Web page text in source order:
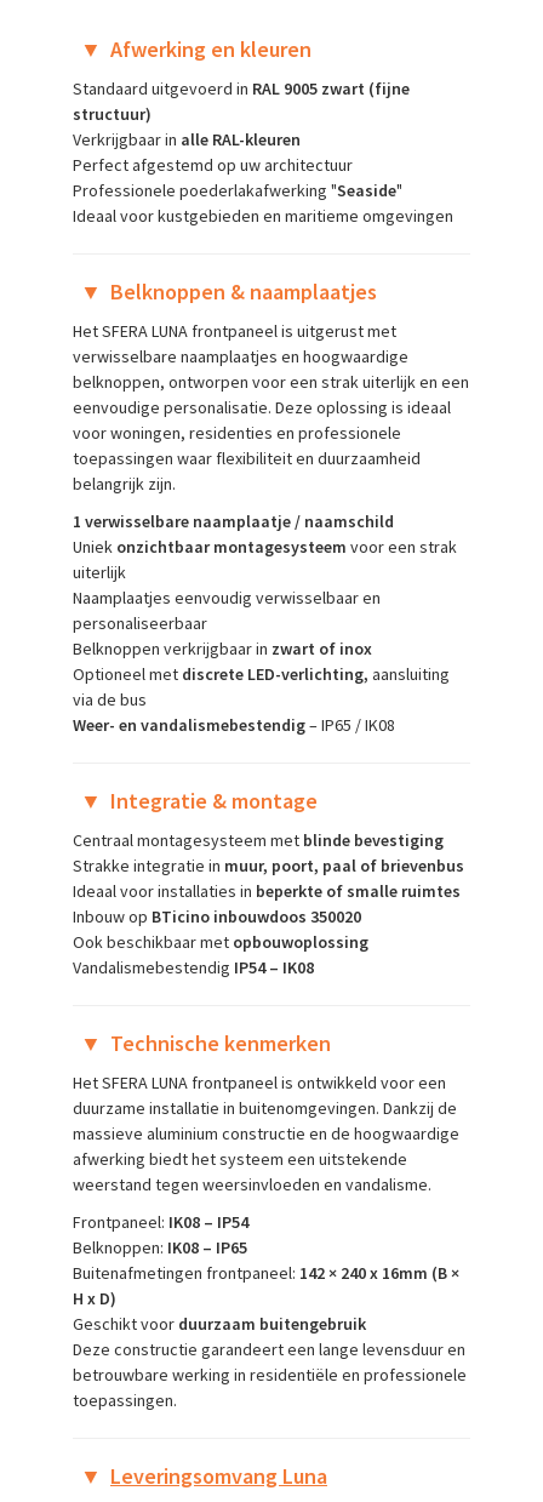
▼ Afwerking en kleuren
Standaard uitgevoerd in RAL 9005 zwart (fijne
structuur)
Verkrijgbaar in alle RAL-kleuren
Perfect afgestemd op uw architectuur
Professionele poederlakafwerking "Seaside"
Ideaal voor kustgebieden en maritieme omgevingen
▼ Belknoppen & naamplaatjes
Het SFERA LUNA frontpaneel is uitgerust met
verwisselbare naamplaatjes en hoogwaardige
belknoppen, ontworpen voor een strak uiterlijk en een
eenvoudige personalisatie. Deze oplossing is ideaal
voor woningen, residenties en professionele
toepassingen waar flexibiliteit en duurzaamheid
belangrijk zijn.
1 verwisselbare naamplaatje / naamschild
Uniek onzichtbaar montagesysteem voor een strak
uiterlijk
Naamplaatjes eenvoudig verwisselbaar en
personaliseerbaar
Belknoppen verkrijgbaar in zwart of inox
Optioneel met discrete LED-verlichting, aansluiting
via de bus
Weer- en vandalismebestendig– IP65 / IK08
▼ Integratie & montage
Centraal montagesysteem met blinde bevestiging
Strakke integratie in muur, poort, paal of brievenbus
Ideaal voor installaties in beperkte of smalle ruimtes
Inbouw op BTicino inbouwdoos 350020
Ook beschikbaar met opbouwoplossing
Vandalismebestendig IP54 – IK08
▼ Technische kenmerken
Het SFERA LUNA frontpaneel is ontwikkeld voor een
duurzame installatie in buitenomgevingen. Dankzij de
massieve aluminium constructie en de hoogwaardige
afwerking biedt het systeem een uitstekende
weerstand tegen weersinvloeden en vandalisme.
Frontpaneel: IK08 – IP54
Belknoppen: IK08 – IP65
Buitenafmetingen frontpaneel: 142 × 240 x 16mm (B ×
H x D)
Geschikt voor duurzaam buitengebruik
Deze constructie garandeert een lange levensduur en
betrouwbare werking in residentiële en professionele
toepassingen.
▼ Leveringsomvang Luna